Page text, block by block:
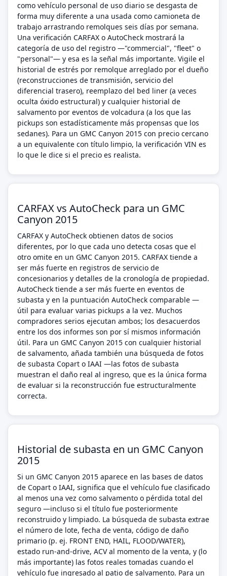
como vehículo personal de uso diario se desgasta de
forma muy diferente a una usada como camioneta de
trabajo arrastrando remolques seis días por semana.
Una verificación CARFAX o AutoCheck mostrará la
categoría de uso del registro —"commercial", "fleet" o
"personal"— y esa es la señal más importante. Vigile el
historial de estrés por remolque arreglado por el dueño
(reconstrucciones de transmisión, servicio del
diferencial trasero), reemplazo del bed liner (a veces
oculta óxido estructural) y cualquier historial de
salvamento por eventos de volcadura (a los que las
pickups son estadísticamente más propensas que los
sedanes). Para un GMC Canyon 2015 con precio cercano
a un equivalente con título limpio, la verificación VIN es
lo que le dice si el precio es realista.
CARFAX vs AutoCheck para un GMC
Canyon 2015
CARFAX y AutoCheck obtienen datos de socios
diferentes, por lo que cada uno detecta cosas que el
otro omite en un GMC Canyon 2015. CARFAX tiende a
ser más fuerte en registros de servicio de
concesionarios y detalles de la cronología de propiedad.
AutoCheck tiende a ser más fuerte en eventos de
subasta y en la puntuación AutoCheck comparable —
útil para evaluar varias pickups a la vez. Muchos
compradores serios ejecutan ambos; los desacuerdos
entre los dos informes son por sí mismos información
útil. Para un GMC Canyon 2015 con cualquier historial
de salvamento, añada también una búsqueda de fotos
de subasta Copart o IAAI —las fotos de subasta
muestran el daño real al ingreso, que es la única forma
de evaluar si la reconstrucción fue estructuralmente
correcta.
Historial de subasta en un GMC Canyon
2015
Si un GMC Canyon 2015 aparece en las bases de datos
de Copart o IAAI, significa que el vehículo fue clasificado
al menos una vez como salvamento o pérdida total del
seguro —incluso si el título fue posteriormente
reconstruido y limpiado. La búsqueda de subasta extrae
el número de lote, fecha de venta, código de daño
primario (p. ej. FRONT END, HAIL, FLOOD/WATER),
estado run-and-drive, ACV al momento de la venta, y (lo
más importante) las fotos reales tomadas cuando el
vehículo fue ingresado al patio de salvamento. Para un